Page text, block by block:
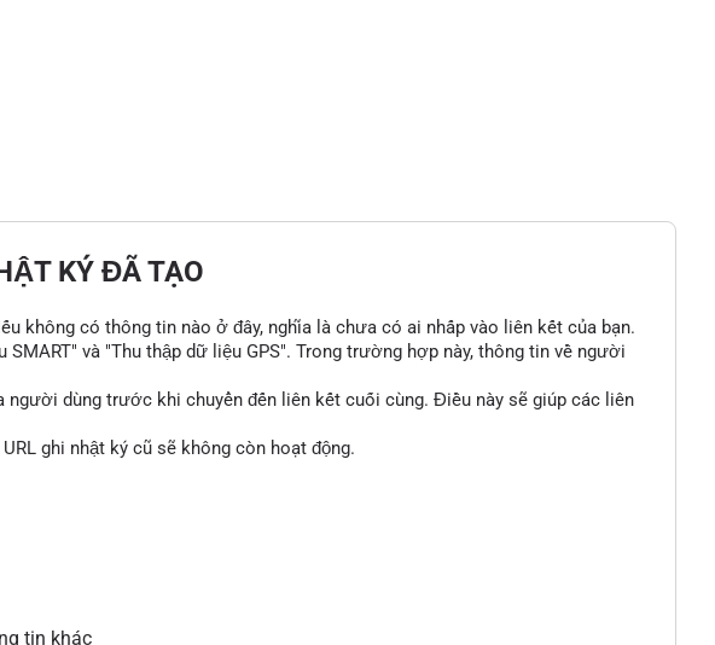
KÝ ĐÃ TẠO
không có thông tin nào ở đây, nghĩa là chưa có ai nhấp vào liên kết của bạn.
và "Thu thập dữ liệu GPS". Trong trường hợp này, thông tin về người
dùng trước khi chuyển đến liên kết cuối cùng. Điều này sẽ giúp các liên
ghi nhật ký cũ sẽ không còn hoạt động.
tin khác